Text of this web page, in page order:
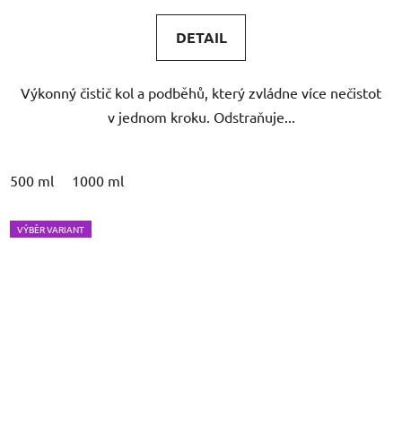
DETAIL
Výkonný čistič kol a podběhů, který zvládne více nečistot
v jednom kroku. Odstraňuje...
500 ml 1000 ml
VÝBĚR VARIANT